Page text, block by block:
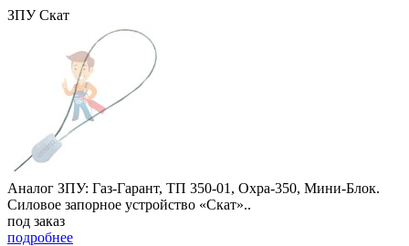
ЗПУ Скат
Аналог ЗПУ: Газ-Гарант, ТП 350-01, Охра-350, Мини-Блок.
Силовое запорное устройство «Скат»..
под заказ
подробнее